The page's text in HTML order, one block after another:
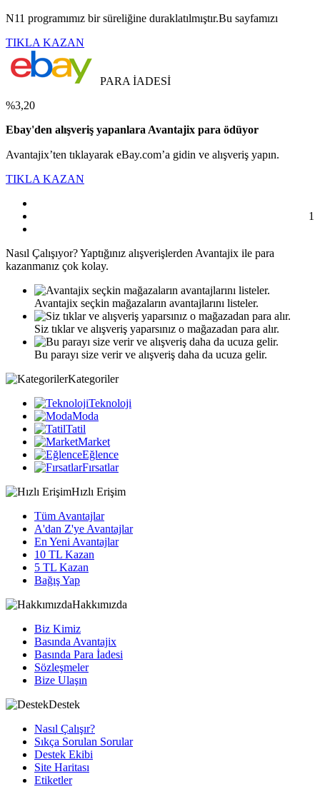
N11 programımız bir süreliğine duraklatılmıştır.Bu sayfamızı
TIKLA KAZAN
PARA İADESİ
%3,20
Ebay'den alışveriş yapanlara Avantajix para ödüyor
Avantajix’ten tıklayarak eBay.com’a gidin ve alışveriş yapın.
TIKLA KAZAN
1
Nasıl Çalışıyor?Yaptığınız alışverişlerden Avantajix ile para
kazanmanız çok kolay.
Avantajix seçkin mağazaların avantajlarını listeler.
Siz tıklar ve alışveriş yaparsınız o mağazadan para alır.
Bu parayı size verir ve alışveriş daha da ucuza gelir.
Kategoriler
Teknoloji
Moda
Tatil
Market
Eğlence
Fırsatlar
Hızlı Erişim
Tüm Avantajlar
A'dan Z'ye Avantajlar
En Yeni Avantajlar
10 TL Kazan
5 TL Kazan
Bağış Yap
Hakkımızda
Biz Kimiz
Basında Avantajix
Basında Para İadesi
Sözleşmeler
Bize Ulaşın
Destek
Nasıl Çalışır?
Sıkça Sorulan Sorular
Destek Ekibi
Site Haritası
Etiketler